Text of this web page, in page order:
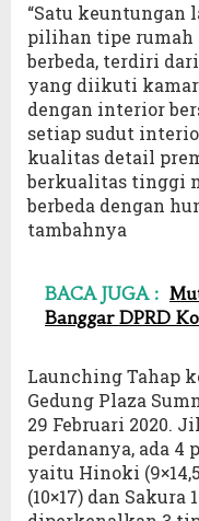
“Satu keuntungan
pilihan tipe rumah
berbeda, terdiri
yang diikuti
dengan interior
setiap sudut
kualitas detail
berkualitas tinggi
berbeda dengan
tambahnya
BACA JUGA :
Banggar DPRD
Launching Tahap
Gedung Plaza
29 Februari 2020.
perdananya, ada
yaitu Hinoki
(10×17) dan Sakura